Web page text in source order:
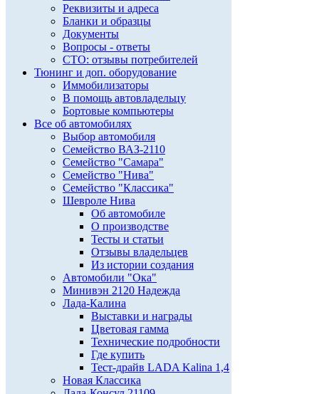
Реквизиты и адреса
Бланки и образцы
Документы
Вопросы - ответы
СТО: отзывы потребителей
Тюнинг и доп. оборудование
Иммобилизаторы
В помощь автовладельцу
Бортовые компьютеры
Все об автомобилях
Выбор автомобиля
Семейство ВАЗ-2110
Семейство "Самара"
Семейство "Нива"
Семейство "Классика"
Шевроле Нива
Об автомобиле
О производстве
Тесты и статьи
Отзывы владельцев
Из истории создания
Автомобили "Ока"
Минивэн 2120 Надежда
Лада-Калина
Выставки и награды
Цветовая гамма
Технические подробности
Где купить
Тест-драйв LADA Kalina 1,4
Новая Классика